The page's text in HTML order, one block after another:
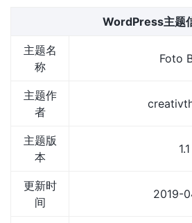
WordPress主题
主题名
称
Foto
主题作
者
主题版
本
1.1
更新时
间
2019-